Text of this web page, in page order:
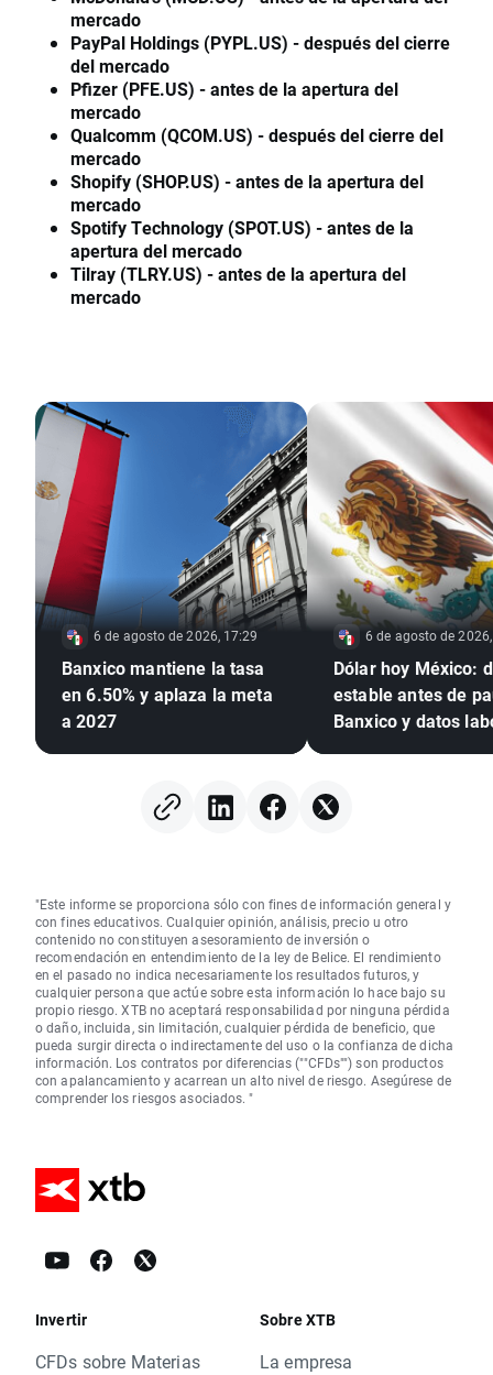
mercado
PayPal Holdings (PYPL.US) - después del cierre
del mercado
Pfizer (PFE.US) - antes de la apertura del
mercado
Qualcomm (QCOM.US) - después del cierre del
mercado
Shopify (SHOP.US) - antes de la apertura del
mercado
Spotify Technology (SPOT.US) - antes de la
apertura del mercado
Tilray (TLRY.US) - antes de la apertura del
mercado
6 de agosto de 2026, 17:29
Banxico mantiene la tasa
en 6.50% y aplaza la meta
a 2027
6 de agosto de
Dólar hoy México:
estable antes de
Banxico y datos
"Este informe se proporciona sólo con fines de información general y
con fines educativos. Cualquier opinión, análisis, precio u otro
contenido no constituyen asesoramiento de inversión o
recomendación en entendimiento de la ley de Belice. El rendimiento
en el pasado no indica necesariamente los resultados futuros, y
cualquier persona que actúe sobre esta información lo hace bajo su
propio riesgo. XTB no aceptará responsabilidad por ninguna pérdida
o daño, incluida, sin limitación, cualquier pérdida de beneficio, que
pueda surgir directa o indirectamente del uso o la confianza de dicha
información. Los contratos por diferencias (""CFDs"") son productos
con apalancamiento y acarrean un alto nivel de riesgo. Asegúrese de
comprender los riesgos asociados. "
Invertir
CFDs sobre Materias
Sobre XTB
La empresa